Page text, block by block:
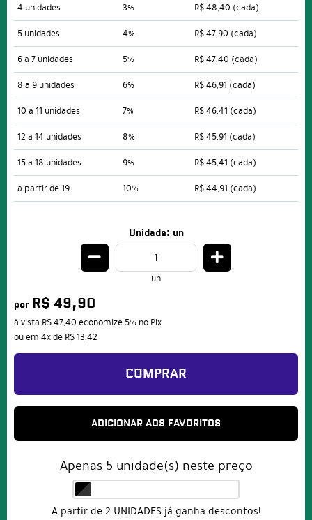
4 unidades
3% R$ 48,40 (cada)
5 unidades
4% R$ 47,90 (cada)
6 a 7 unidades
5% R$ 47,40 (cada)
8 a 9 unidades
6% R$ 46,91 (cada)
10 a 11 unidades
7% R$ 46,41 (cada)
12 a 14 unidades
8% R$ 45,91 (cada)
15 a 18 unidades
9% R$ 45,41 (cada)
a partir de 19
10% R$ 44,91 (cada)
Unidade: un
un
por R$ 49,90
à vista R$ 47,40 economize 5% no Pix
ou em 4xde R$ 13,42
COMPRAR
ADICIONAR AOS FAVORITOS
Apenas 5 unidade(s) neste preço
A partir de 2 UNIDADES já ganha descontos!